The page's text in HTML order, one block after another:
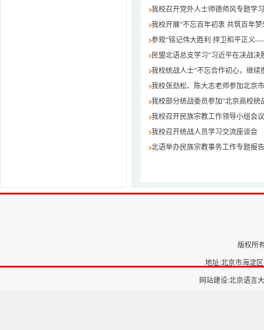
我校召开党外人士师德师风专题学
我校开展“不忘百年初衷 共筑百年
参观“铭记伟大胜利 捍卫和平正义
民盟北语总支学习“习近平在决战
我校统战人士“不忘合作初心，继续
我校张劲松、陈大志老师参加北京
我校部分统战委员参加“北京高校统
我校召开民族宗教工作领导小组会议
我校召开统战人员学习交流座谈会
北语举办民族宗教事务工作专题报
版权所
地址:北京市海淀
网站建设:北京语言